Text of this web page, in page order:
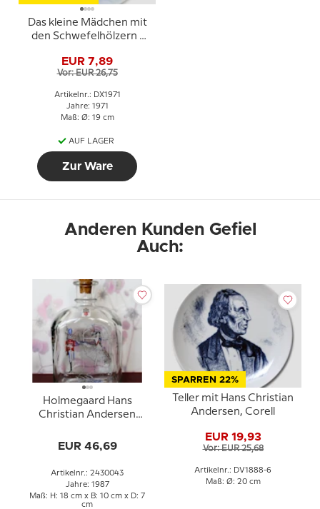
Das kleine Mädchen mit
den Schwefelhölzern -
Christian Andersen
Weihnachten
EUR 7,89
Vor: EUR 26,75
Artikelnr.: DX1971
Jahre: 1971
Maß: Ø: 19 cm
AUF LAGER
Zur Ware
Anderen Kunden Gefiel
Auch:
Holmegaard Hans
Christian Andersen
standhafte Zinnsoldat"
EUR 46,69
Artikelnr.: 2430043
Jahre: 1987
Maß: H: 18 cm x B: 10 cm x D: 7
cm
SPARREN 22%
Teller mit Hans Christian
Andersen, Corell
EUR 19,93
Vor: EUR 25,68
Artikelnr.: DV1888-6
Maß: Ø: 20 cm